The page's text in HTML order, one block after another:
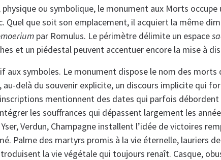
ou symbolique, le monument aux Morts occupe
Quel que soit son emplacement, il acquiert la même
par Romulus. Le périmètre délimite un espace
et un piédestal peuvent accentuer encore la mise à
aux symboles. Le monument dispose le nom des morts
au-delà du souvenir explicite, un discours implicite qui
inscriptions mentionnent des dates qui parfois
les souffrances qui dépassent largement les
Verdun, Champagne installent l’idée de victoires
Palme des martyrs promis à la vie éternelle, lauriers
la vie végétale qui toujours renaît. Casque,